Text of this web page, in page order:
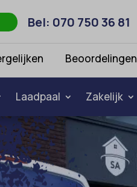
Bel: 070 750 36 81
Beoordelingen
Laadpaal Zakelijk